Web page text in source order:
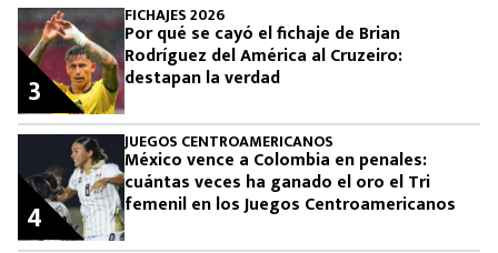
FICHAJES 2026
Por qué se cayó el fichaje de Brian
Rodríguez del América al Cruzeiro:
destapan la verdad
3
JUEGOS CENTROAMERICANOS
México vence a Colombia en penales:
cuántas veces ha ganado el oro el Tri
femenil en los Juegos Centroamericanos
4